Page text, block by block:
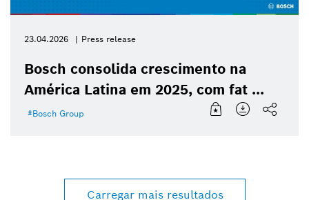
23.04.2026 Press release
Bosch consolida crescimento na
América Latina em 2025, com fat ...
Bosch Group
Carregar mais resultados